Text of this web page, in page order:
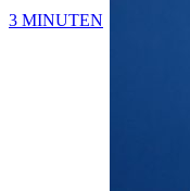
3 MINUTEN